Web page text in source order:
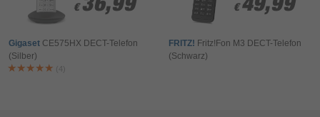
€ 36,99
€ 36,99
Gigaset CE575HX DECT-Telefon
(Silber)
(4)
€ 49,99
€ 49,99
FRITZ! Fritz!Fon M3 DECT-Telefon
(Schwarz)